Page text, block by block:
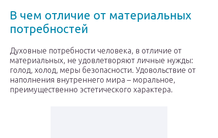
В чем отличие от материальных
потребностей
Духовные потребности человека, в отличие от
материальных, не удовлетворяют личные нужды:
голод, холод, меры безопасности. Удовольствие от
наполнения внутреннего мира – моральное,
преимущественно эстетического характера.